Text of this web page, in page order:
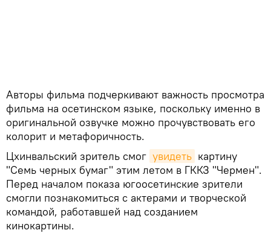
Авторы фильма подчеркивают важность просмотра
фильма на осетинском языке, поскольку именно в
оригинальной озвучке можно прочувствовать его
колорит и метафоричность.
Цхинвальский зритель смог увидеть картину
"Семь черных бумаг" этим летом в ГККЗ "Чермен".
Перед началом показа югоосетинские зрители
смогли познакомиться с актерами и творческой
командой, работавшей над созданием
кинокартины.